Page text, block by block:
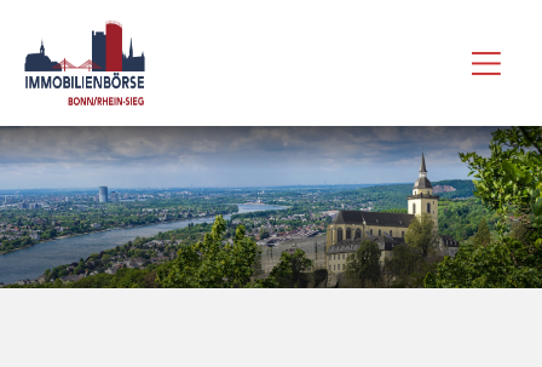
Inhalt
springen